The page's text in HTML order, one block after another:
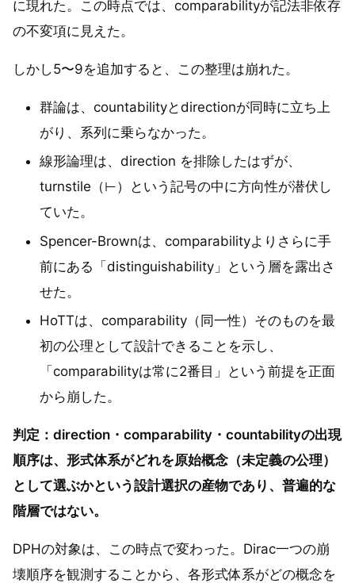
に現れた。この時点では、comparabilityが記法非依存
の不変項に見えた。
しかし5〜9を追加すると、この整理は崩れた。
群論は、countabilityとdirectionが同時に立ち上
がり、系列に乗らなかった。
線形論理は、direction を排除したはずが、
turnstile（⊢）という記号の中に方向性が潜伏し
ていた。
Spencer-Brownは、comparabilityよりさらに手
前にある「distinguishability」という層を露出さ
せた。
HoTTは、comparability（同一性）そのものを最
初の公理として設計できることを示し、
「comparabilityは常に2番目」という前提を正面
から崩した。
判定：direction・comparability・countabilityの出現
順序は、形式体系がどれを原始概念（未定義の公理）
として選ぶかという設計選択の産物であり、普遍的な
階層ではない。
DPHの対象は、この時点で変わった。Dirac一つの崩
壊順序を観測することから、各形式体系がどの概念を